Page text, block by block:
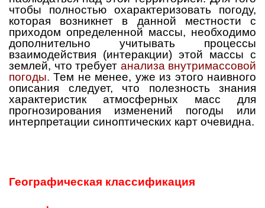
чтобы полностью охарактеризовать погоду,
которая возникнет в данной местности с
приходом определенной массы, необходимо
дополнительно учитывать процессы
взаимодействия (интеракции) этой массы с
землей, что требует анализа внутримассовой
погоды. Тем не менее, уже из этого наивного
описания следует, что полезность знания
характеристик атмосферных масс для
прогнозирования изменений погоды или
интерпретации синоптических карт очевидна.
Географическая классификация